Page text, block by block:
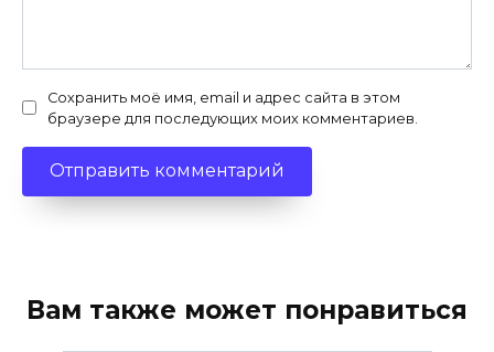
Сохранить моё имя, email и адрес сайта в этом
браузере для последующих моих комментариев.
Вам также может понравиться